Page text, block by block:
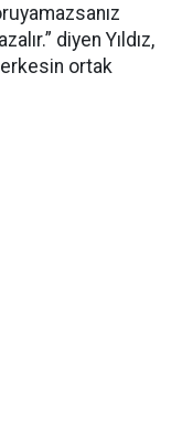
diyen Yıldız,
ortak